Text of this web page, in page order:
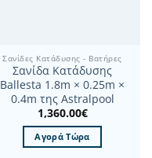
Σανίδες Κατάδυσης - Βατήρες
Σανίδα Κατάδυσης
Ballesta 1.8m × 0.25m ×
0.4m της Astralpool
1,360.00€
Αγορά Τώρα